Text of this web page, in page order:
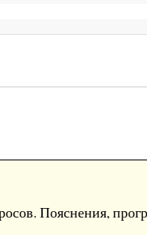
Пояснения,